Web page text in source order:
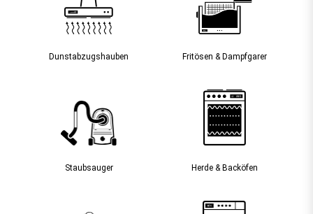
Dunst­abzugs­hauben Fritösen & Dampfgarer
Staubsauger­ Herde & Backöfen